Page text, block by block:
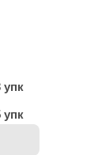
упк
упк